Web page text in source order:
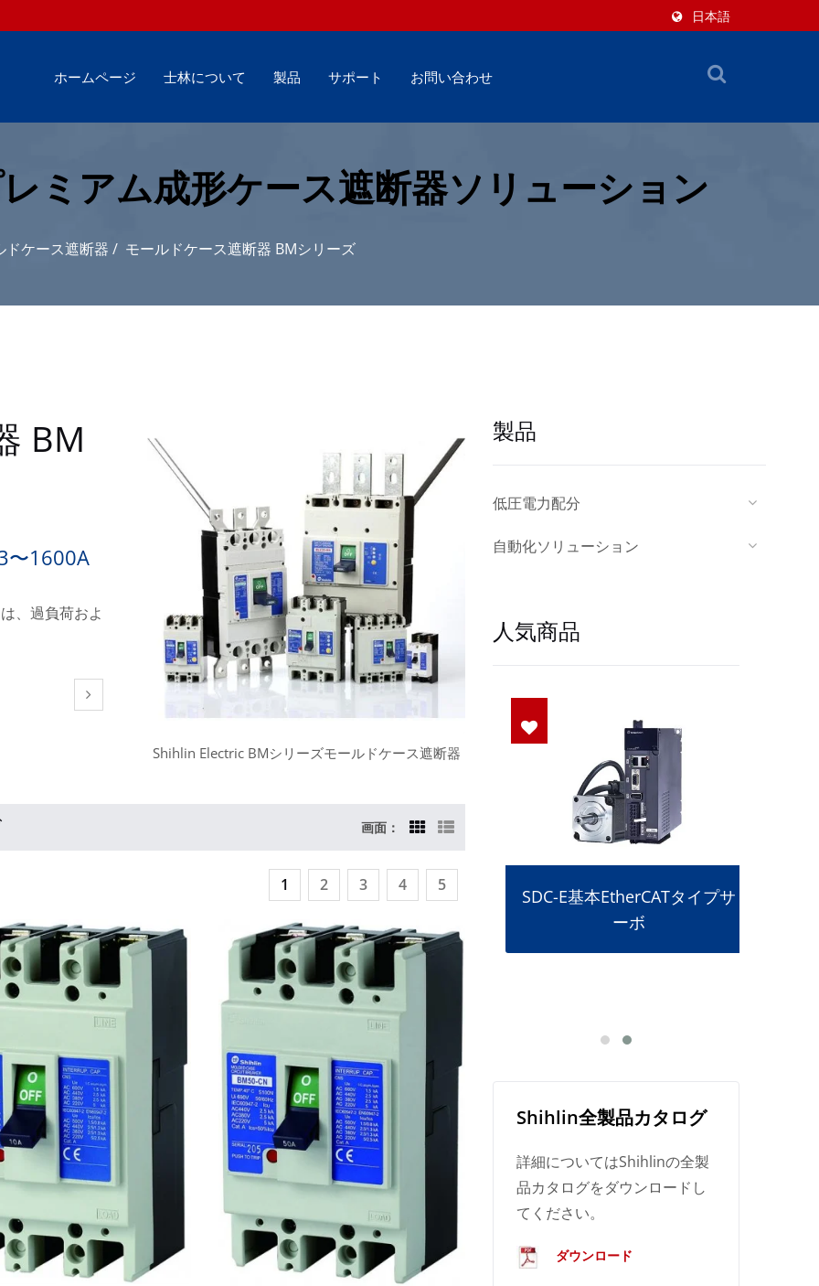
日本語
ホームページ 士林について 製品 サポート お問い合わせ
ミアム成形ケース遮断器ソリューション
ドケース遮断器 / モールドケース遮断器 BMシリーズ
Shihlin Electric BMシリーズモールドケース遮断器
BM
〜1600A
、過負荷およ
画面：
1 2 3 4 5
製品
低圧電力配分
自動化ソリューション
人気商品
ーボ
エア回路ブレーカー
SDC-E基本EtherCATタイプサ
ーボ
Shihlin全製品カタログ
詳細についてはShihlinの全製
品カタログをダウンロードし
てください。
ダウンロード